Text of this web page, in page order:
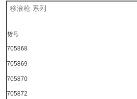
移液枪 系列
货号
705868
705869
705870
705872